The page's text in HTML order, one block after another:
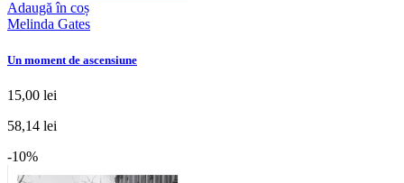
Adaugă în coș
Melinda Gates
Un moment de ascensiune
15,00 lei
58,14 lei
-10%